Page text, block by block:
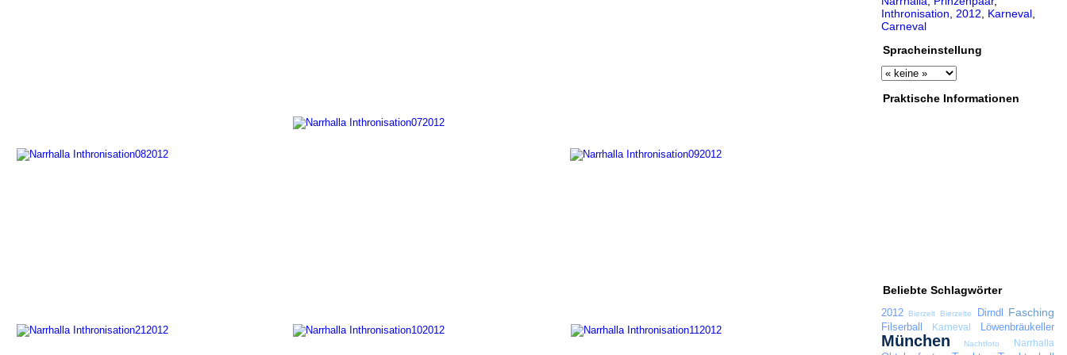
Inthronisation
2012 Karneval,
Carneval
Spracheinstellung
Praktische Informationen
Beliebte Schlagwörter
2012 Bierzelt Bierzelte Dirndl Fasching
Filserball Karneval Löwenbräukeller
München Nachtfoto Narrhalla